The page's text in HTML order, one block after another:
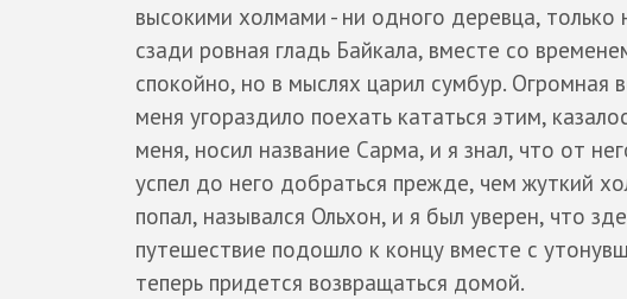
высокими холмами - ни одного деревца, только
сзади ровная гладь Байкала, вместе со
спокойно, но в мыслях царил сумбур. Огромная
меня угораздило поехать кататься этим,
меня, носил название Сарма, и я знал, что от
успел до него добраться прежде, чем жуткий
попал, назывался Ольхон, и я был уверен, что
путешествие подошло к концу вместе с
теперь придется возвращаться домой.